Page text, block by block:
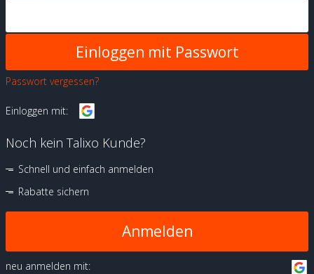
Passwort vergessen?
Einloggen mit:
Noch kein Talixo Kunde?
Schnell und einfach anmelden
Rabatte sichern
Anmelden
neu anmelden mit: